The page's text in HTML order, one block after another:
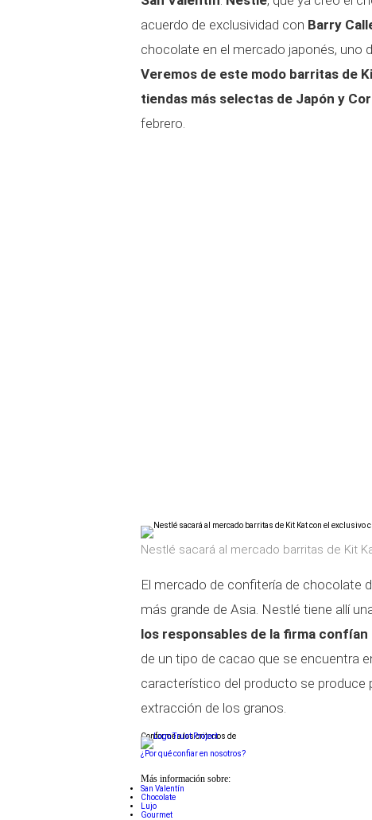
acuerdo de exclusividad con Barry
chocolate en el mercado japonés, uno
Veremos de este modo barritas de
tiendas más selectas de Japón y
febrero.
Nestlé sacará al mercado barritas de Kit
El mercado de confitería de chocolate
más grande de Asia. Nestlé tiene allí
los responsables de la firma
de un tipo de cacao que se encuentra
característico del producto se produce
extracción de los granos.
Conforme a los criterios de
¿Por qué confiar en nosotros?
Más información sobre:
San Valentín
Chocolate
Lujo
Gourmet